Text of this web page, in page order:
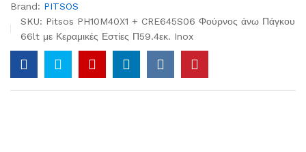
Brand: PITSOS
SKU: Pitsos PH10M40X1 + CRE645S06 Φούρνος άνω Πάγκου
66lt με Κεραμικές Εστίες Π59.4εκ. Inox